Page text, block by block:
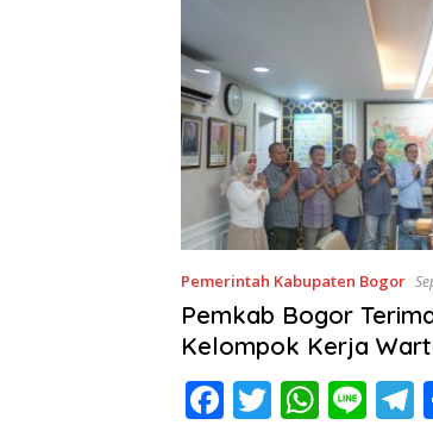
Pemerintah Kabupaten Bogor
Pemkab Bogor
Kelompok Kerja
F T W Li